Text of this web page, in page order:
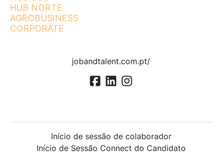
HUB NORTE
AGROBUSINESS
CORPORATE
jobandtalent.com.pt/
Início de sessão de colaborador
Início de Sessão Connect do Candidato